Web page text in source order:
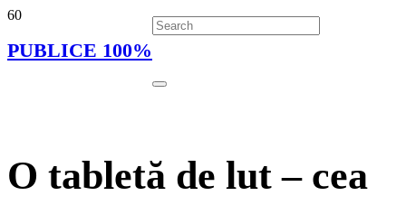
PUBLICE 100%
O tabletă de lut – cea